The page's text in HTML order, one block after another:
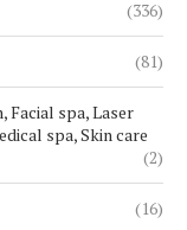
(336)
(81)
Facial spa, Laser
spa, Skin care
(2)
(16)